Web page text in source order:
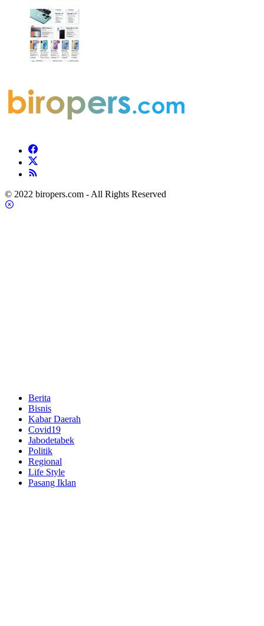
© 2022 biropers.com - All Rights Reserved
Berita
Bisnis
Kabar Daerah
Covid19
Jabodetabek
Politik
Regional
Life Style
Pasang Iklan